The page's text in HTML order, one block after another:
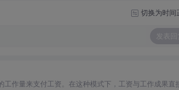
切换为时间
发表回
作量来支付工资。在这种模式下，工资与工作成果直